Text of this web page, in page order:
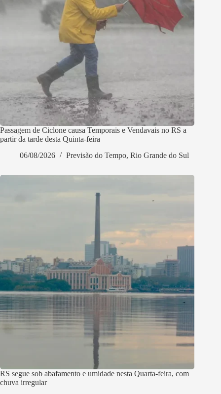
Passagem de Ciclone causa Temporais e Vendavais no RS a
partir da tarde desta Quinta-feira
06/08/2026
Previsão do Tempo, Rio Grande do Sul
RS segue sob abafamento e umidade nesta Quarta-feira, com
chuva irregular